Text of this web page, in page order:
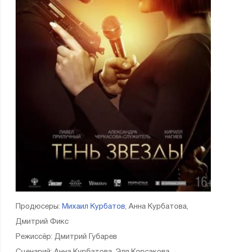
Продюсеры: Михаил Курбатов, Анна Курбатова,
Дмитрий Фикс
Режиссёр: Дмитрий Губарев